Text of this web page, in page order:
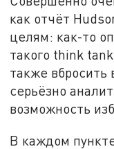
как отчёт
целям: как-то
такого think
также вбросить
серьёзно
возможность
В каждом